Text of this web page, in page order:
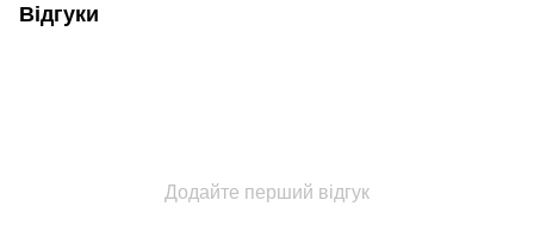
Відгуки
Додайте перший відгук